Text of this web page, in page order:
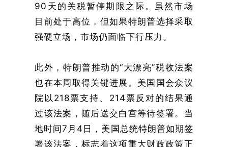
90天的关税暂停期限之际。虽然市场
目前处于高位，但如果特朗普选择采取
强硬立场，市场仍面临下行压力。
此外，特朗普推动的“大漂亮”税收法案
也在本周取得关键进展。美国国会众议
院以218票支持、214票反对的结果通
过该法案，随后送交白宫等待签署。当
地时间7月4日，美国总统特朗普如期签
署该法案，标志着这项重大财政政策正